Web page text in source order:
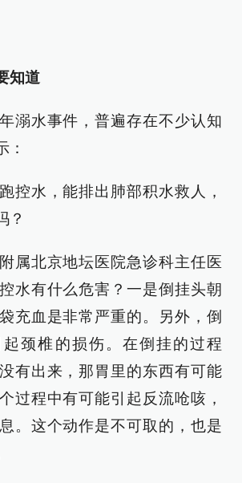
知道
溺水事件，普遍存在不少认知
：
控水，能排出肺部积水救人，
？
属北京地坛医院急诊科主任医
水有什么危害？一是倒挂头朝
充血是非常严重的。另外，倒
颈椎的损伤。在倒挂的过程
有出来，那胃里的东西有可能
过程中有可能引起反流呛咳，
。这个动作是不可取的，也是